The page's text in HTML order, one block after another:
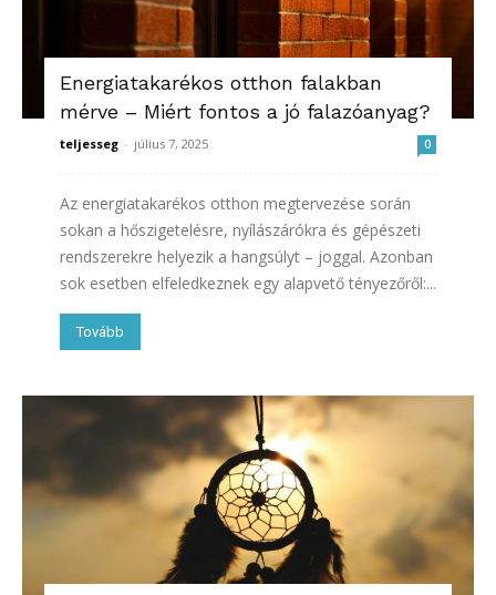
Energiatakarékos otthon falakban
mérve – Miért fontos a jó falazóanyag?
teljesseg - július 7, 2025 0
Az energiatakarékos otthon megtervezése során
sokan a hőszigetelésre, nyílászárókra és gépészeti
rendszerekre helyezik a hangsúlyt – joggal. Azonban
sok esetben elfeledkeznek egy alapvető tényezőről:...
Tovább